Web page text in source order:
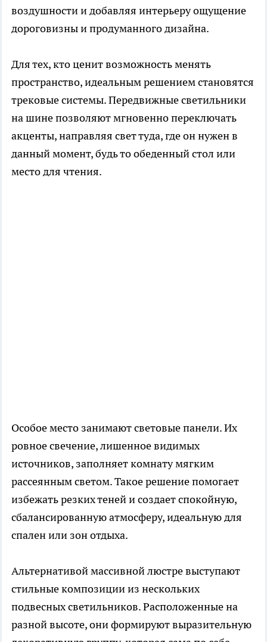
воздушности и добавляя интерьеру ощущение
дороговизны и продуманного дизайна.
Для тех, кто ценит возможность менять
пространство, идеальным решением становятся
трековые системы. Передвижные светильники
на шине позволяют мгновенно переключать
акценты, направляя свет туда, где он нужен в
данный момент, будь то обеденный стол или
место для чтения.
Особое место занимают световые панели. Их
ровное свечение, лишенное видимых
источников, заполняет комнату мягким
рассеянным светом. Такое решение помогает
избежать резких теней и создает спокойную,
сбалансированную атмосферу, идеальную для
спален или зон отдыха.
Альтернативой массивной люстре выступают
стильные композиции из нескольких
подвесных светильников. Расположенные на
разной высоте, они формируют выразительную